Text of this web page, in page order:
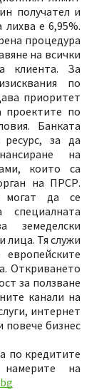
получател и
е 6,95%.
процедура
на всички
клиента. За
по
приоритет
проектите по
Банката
ресурс, за да
на
които са
на ПРСР.
могат да се
земеделски
лица. Тя служи
Откриването
за ползване
канали на
интернет
повече бизнес
по кредитите
на